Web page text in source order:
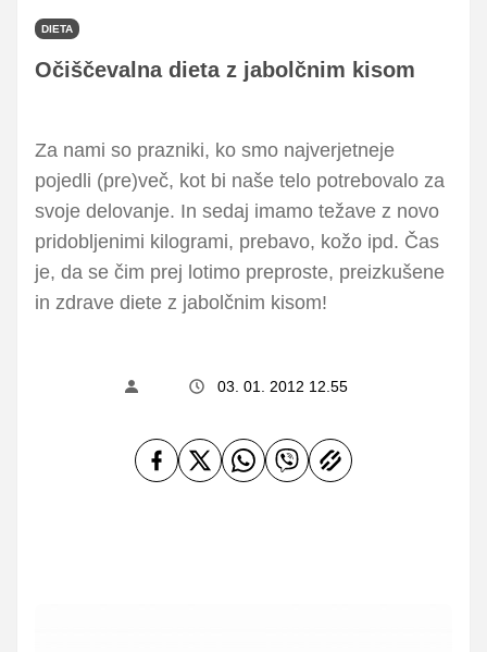
DIETA
Očiščevalna dieta z jabolčnim kisom
Za nami so prazniki, ko smo najverjetneje
pojedli (pre)več, kot bi naše telo potrebovalo za
svoje delovanje. In sedaj imamo težave z novo
pridobljenimi kilogrami, prebavo, kožo ipd. Čas
je, da se čim prej lotimo preproste, preizkušene
in zdrave diete z jabolčnim kisom!
03. 01. 2012 12.55